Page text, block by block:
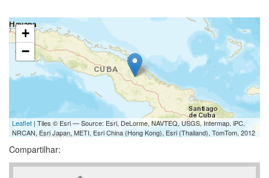
+
−
Leaflet | Tiles © Esri — Source: Esri, DeLorme, NAVTEQ, USGS, Intermap, iPC,
NRCAN, Esri Japan, METI, Esri China (Hong Kong), Esri (Thailand), TomTom, 2012
Compartilhar: